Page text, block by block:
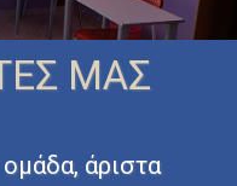
ΜΑΣ
άριστα